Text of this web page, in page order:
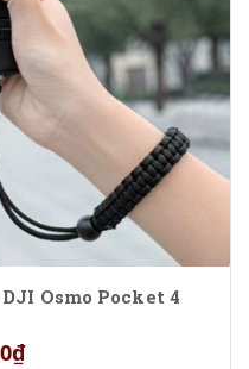
Osmo Pocket 4